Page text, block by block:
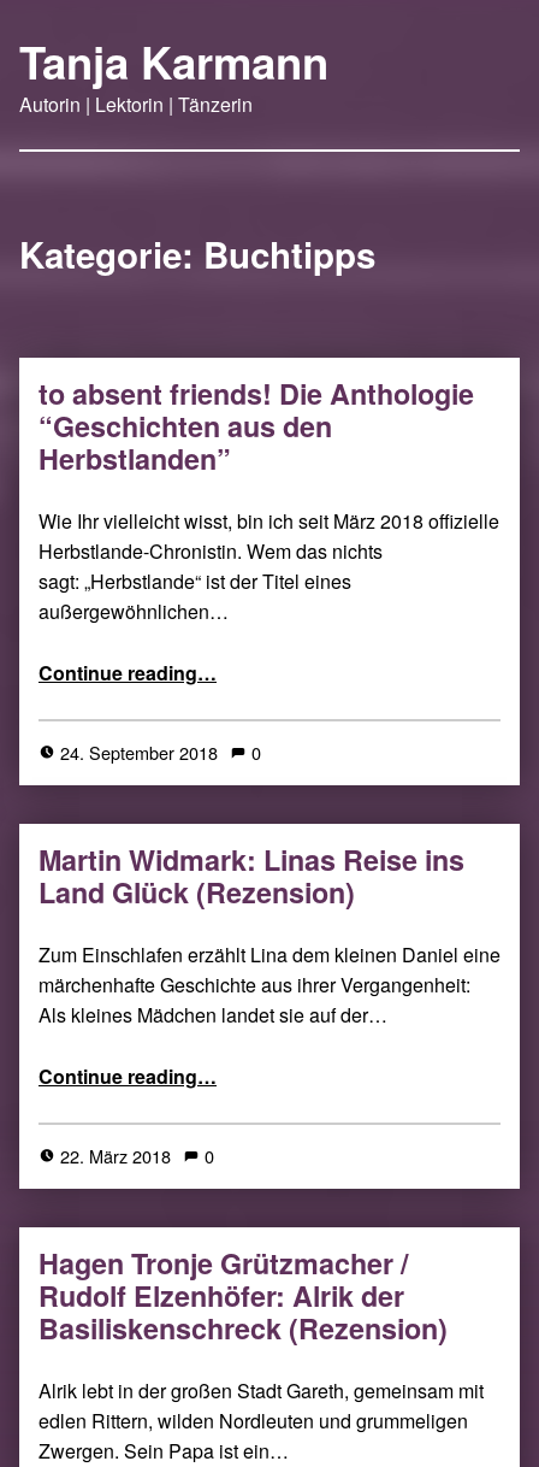
Tanja Karmann
Autorin | Lektorin | Tänzerin
Kategorie: Buchtipps
to absent friends! Die Anthologie
“Geschichten aus den
Herbstlanden”
Wie Ihr vielleicht wisst, bin ich seit März 2018 offizielle
Herbstlande-Chronistin. Wem das nichts
sagt: „Herbstlande“ ist der Titel eines
außergewöhnlichen…
Continue reading…
24. September 2018 0
Martin Widmark: Linas Reise ins
Land Glück (Rezension)
Zum Einschlafen erzählt Lina dem kleinen Daniel eine
märchenhafte Geschichte aus ihrer Vergangenheit:
Als kleines Mädchen landet sie auf der…
Continue reading…
22. März 2018 0
Hagen Tronje Grützmacher /
Rudolf Elzenhöfer: Alrik der
Basiliskenschreck (Rezension)
Alrik lebt in der großen Stadt Gareth, gemeinsam mit
edlen Rittern, wilden Nordleuten und grummeligen
Zwergen. Sein Papa ist ein…